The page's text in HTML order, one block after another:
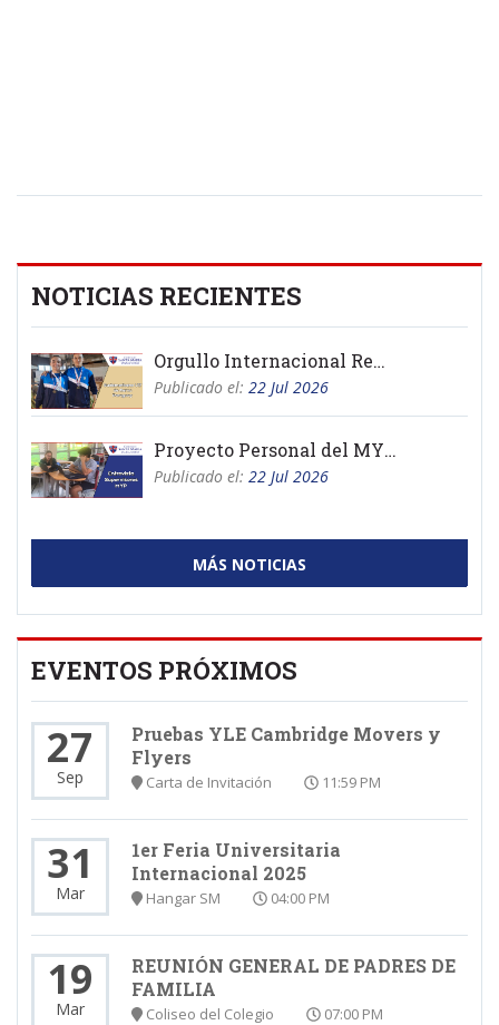
NOTICIAS RECIENTES
Orgullo Internacional Remo
Publicado el: 22 Jul 2026
Proyecto Personal del MYP 2026
Publicado el: 22 Jul 2026
MÁS NOTICIAS
EVENTOS PRÓXIMOS
27
Sep
Pruebas YLE Cambridge Movers y
Flyers
Carta de Invitación 11:59 PM
31
Mar
1er Feria Universitaria
Internacional 2025
Hangar SM 04:00 PM
19
Mar
REUNIÓN GENERAL DE PADRES DE
FAMILIA
Coliseo del Colegio 07:00 PM